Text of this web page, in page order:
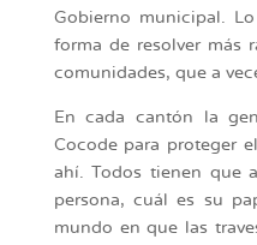
Gobierno municipal.
forma de resolver más
comunidades, que a
En cada cantón la
Cocode para proteger
ahí. Todos tienen que
persona, cuál es su
mundo en que las